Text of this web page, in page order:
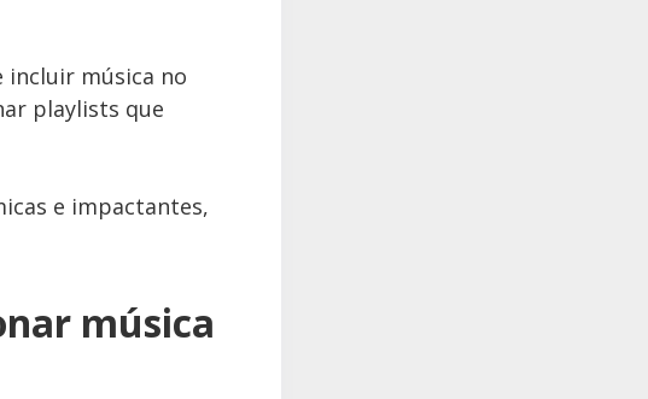
incluir música no
playlists que
e impactantes,
música